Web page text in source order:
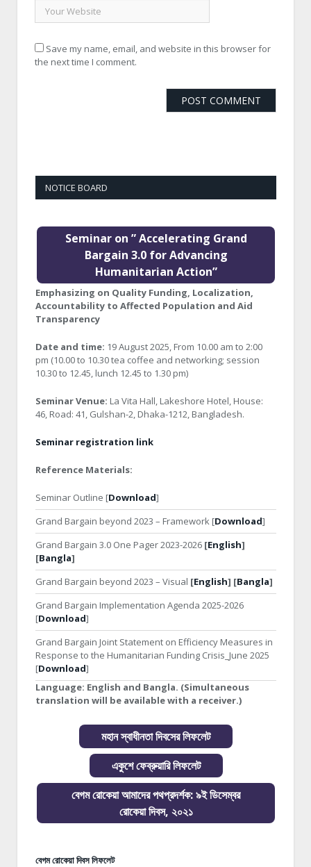
Save my name, email, and website in this browser for
the next time I comment.
NOTICE BOARD
Seminar on ” Accelerating Grand
Bargain 3.0 for Advancing
Humanitarian Action”
Emphasizing on Quality Funding, Localization,
Accountability to Affected Population and Aid
Transparency
Date and time: 19 August 2025, From 10.00 am to 2:00
pm (10.00 to 10.30 tea coffee and networking; session
10.30 to 12.45, lunch 12.45 to 1.30 pm)
Seminar Venue: La Vita Hall, Lakeshore Hotel, House:
46, Road: 41, Gulshan-2, Dhaka-1212, Bangladesh.
Seminar registration link
Reference Materials:
Seminar Outline [Download]
Grand Bargain beyond 2023 – Framework [Download]
Grand Bargain 3.0 One Pager 2023-2026 [English]
[Bangla]
Grand Bargain beyond 2023 – Visual [English] [Bangla]
Grand Bargain Implementation Agenda 2025-2026
[Download]
Grand Bargain Joint Statement on Efficiency Measures in
Response to the Humanitarian Funding Crisis_June 2025
[Download]
Language: English and Bangla. (Simultaneous
translation will be available with a receiver.)
মহান স্বাধীনতা দিবসের লিফলেট
একুশে ফেব্রুয়ারি লিফলেট
বেগম রোকেয়া আমাদের পথপ্রদর্শক: ৯ই ডিসেম্বর
রোকেয়া দিবস, ২০২১
বেগম রোকেয়া দিবস লিফলেট